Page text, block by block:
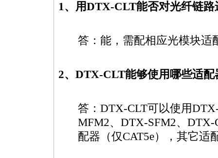
1、用DTX-CLT能否对光纤链
答：能，需配相应光模块适
2、 DTX-CLT能够使用哪些适配
答： DTX-CLT可以使用
MFM2、DTX-SFM2、
配器（仅CAT5e），其它适